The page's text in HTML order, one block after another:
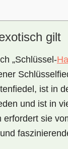
gilt
„Schlüssel-
ist in
und ist in
erfordert sie